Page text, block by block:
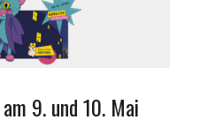
9. und 10. Mai